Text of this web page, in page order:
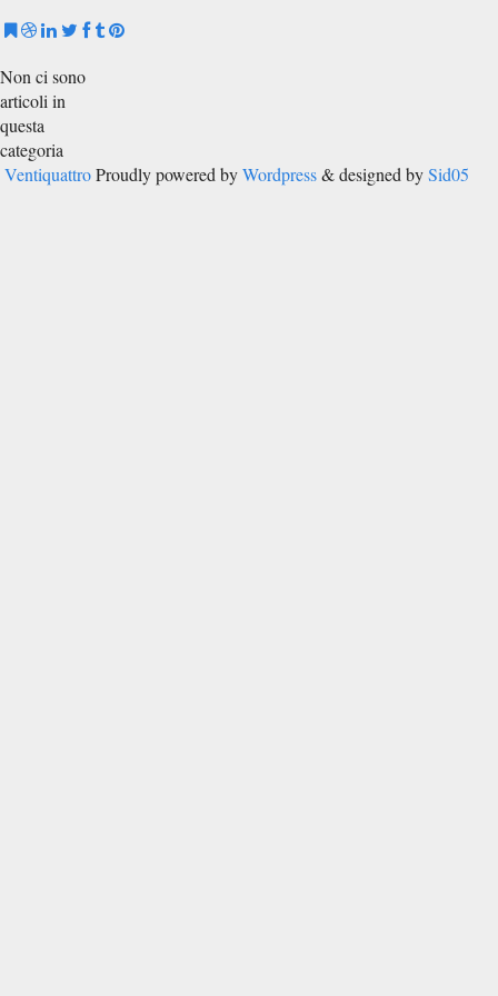
Non ci sono
articoli in
questa
categoria
Ventiquattro Proudly powered byWordpress& designed bySid05